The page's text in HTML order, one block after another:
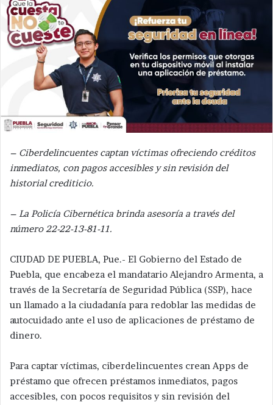
– Ciberdelincuentes captan víctimas ofreciendo créditos
inmediatos, con pagos accesibles y sin revisión del
historial crediticio.
– La Policía Cibernética brinda asesoría a través del
número 22-22-13-81-11.
CIUDAD DE PUEBLA, Pue.- El Gobierno del Estado de
Puebla, que encabeza el mandatario Alejandro Armenta, a
través de la Secretaría de Seguridad Pública (SSP), hace
un llamado a la ciudadanía para redoblar las medidas de
autocuidado ante el uso de aplicaciones de préstamo de
dinero.
Para captar víctimas, ciberdelincuentes crean Apps de
préstamo que ofrecen préstamos inmediatos, pagos
accesibles, con pocos requisitos y sin revisión del